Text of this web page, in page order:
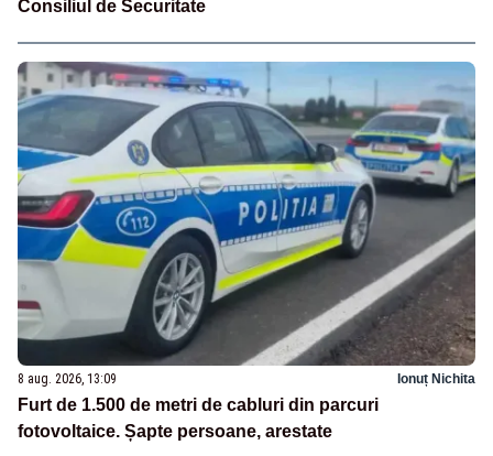
Consiliul de Securitate
8 aug. 2026, 13:09 Ionuț Nichita
Furt de 1.500 de metri de cabluri din parcuri
fotovoltaice. Șapte persoane, arestate